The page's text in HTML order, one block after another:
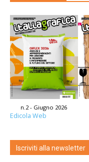
n.2 - Giugno 2026
Edicola Web
Iscriviti alla newsletter